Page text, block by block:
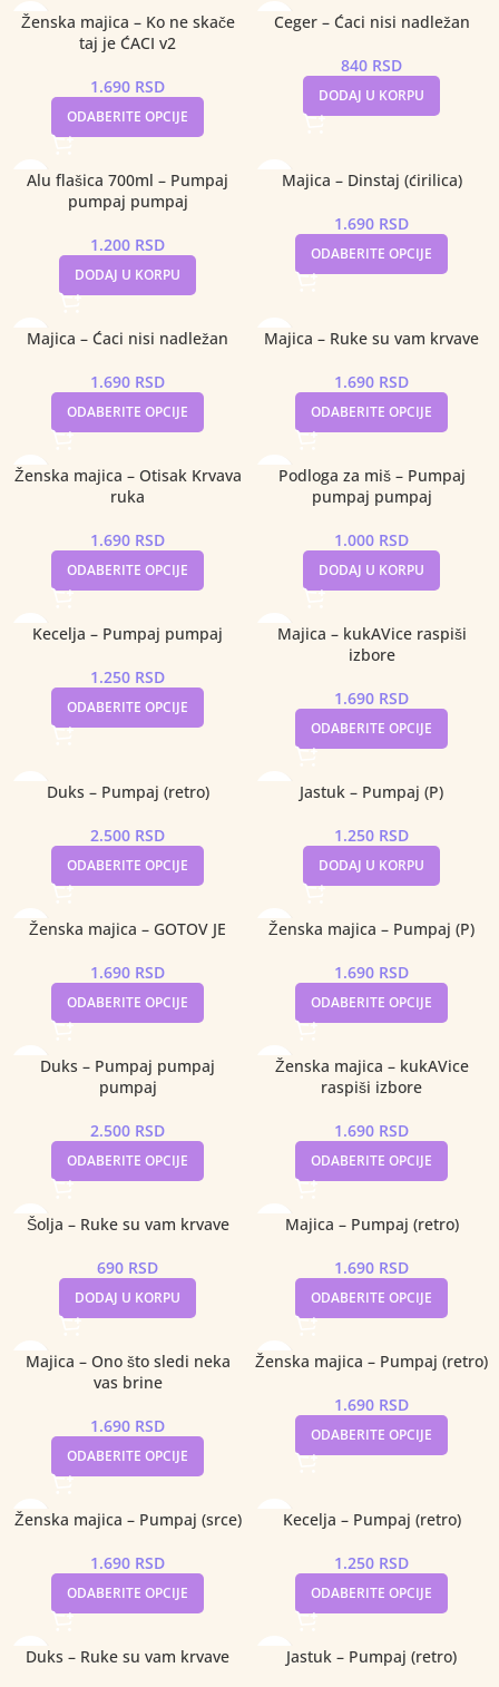
Ženska majica – Ko ne skače
taj je ĆACI v2
1.690 RSD
ODABERITE OPCIJE
Ceger – Ćaci nisi nadležan
840 RSD
DODAJ U KORPU
Alu flašica 700ml – Pumpaj
pumpaj pumpaj
1.200 RSD
DODAJ U KORPU
Majica – Dinstaj (ćirilica)
1.690 RSD
ODABERITE OPCIJE
Majica – Ćaci nisi nadležan
1.690 RSD
ODABERITE OPCIJE
Majica – Ruke su vam krvave
1.690 RSD
ODABERITE OPCIJE
Ženska majica – Otisak Krvava
ruka
1.690 RSD
ODABERITE OPCIJE
Podloga za miš – Pumpaj
pumpaj pumpaj
1.000 RSD
DODAJ U KORPU
Kecelja – Pumpaj pumpaj
1.250 RSD
ODABERITE OPCIJE
Majica – kukAVice raspiši
izbore
1.690 RSD
ODABERITE OPCIJE
Duks – Pumpaj (retro)
2.500 RSD
ODABERITE OPCIJE
Jastuk – Pumpaj (P)
1.250 RSD
DODAJ U KORPU
Ženska majica – GOTOV JE
1.690 RSD
ODABERITE OPCIJE
Ženska majica – Pumpaj (P)
1.690 RSD
ODABERITE OPCIJE
Duks – Pumpaj pumpaj
pumpaj
2.500 RSD
ODABERITE OPCIJE
Ženska majica – kukAVice
raspiši izbore
1.690 RSD
ODABERITE OPCIJE
Šolja – Ruke su vam krvave
690 RSD
DODAJ U KORPU
Majica – Pumpaj (retro)
1.690 RSD
ODABERITE OPCIJE
Majica – Ono što sledi neka
vas brine
1.690 RSD
ODABERITE OPCIJE
Ženska majica – Pumpaj (retro)
1.690 RSD
ODABERITE OPCIJE
Ženska majica – Pumpaj (srce)
1.690 RSD
ODABERITE OPCIJE
Kecelja – Pumpaj (retro)
1.250 RSD
ODABERITE OPCIJE
Duks – Ruke su vam krvave Jastuk – Pumpaj (retro)